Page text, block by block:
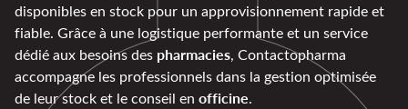
disponibles en stock pour un approvisionnement rapide et
fiable. Grâce à une logistique performante et un service
dédié aux besoins des pharmacies, Contactopharma
accompagne les professionnels dans la gestion optimisée
de leur stock et le conseil en officine.